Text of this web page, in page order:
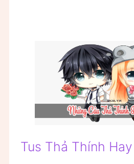
Tus Thả Thính